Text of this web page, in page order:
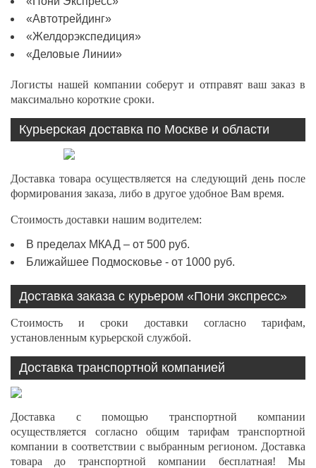
«Автотрейдинг»
«Желдорэкспедиция»
«Деловые Линии»
Логисты нашей компании соберут и отправят ваш заказ в
максимально короткие сроки.
Курьерская доставка по Москве и области
Доставка товара осуществляется на следующий день после
формирования заказа, либо в другое удобное Вам время.
Стоимость доставки нашим водителем:
В пределах МКАД – от 500 руб.
Ближайшее Подмосковье - от 1000 руб.
Доставка заказа с курьером «Пони экспресс»
Стоимость и сроки доставки согласно тарифам,
установленным курьерской службой.
Доставка транспортной компанией
Доставка с помощью транспортной компании
осуществляется согласно общим тарифам транспортной
компании в соответствии с выбранным регионом. Доставка
товара до транспортной компании бесплатная! Мы